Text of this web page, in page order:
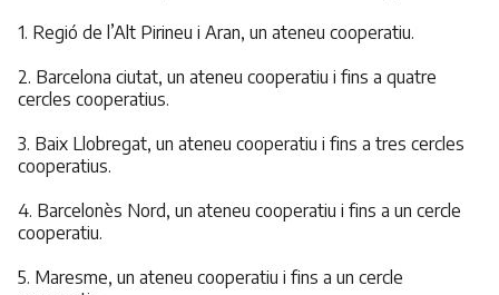
1. Regió de l’Alt Pirineu i Aran, un ateneu cooperatiu.
2. Barcelona ciutat, un ateneu cooperatiu i fins a quatre
cercles cooperatius.
3. Baix Llobregat, un ateneu cooperatiu i fins a tres cercles
cooperatius.
4. Barcelonès Nord, un ateneu cooperatiu i fins a un cercle
cooperatiu.
5. Maresme, un ateneu cooperatiu i fins a un cercle